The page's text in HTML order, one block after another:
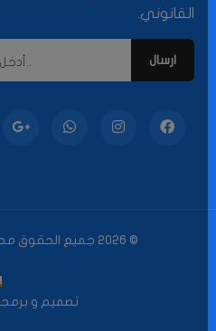
القانوني.
© 2026 جميع الحقوق محفوظة
تصميم و برمجة